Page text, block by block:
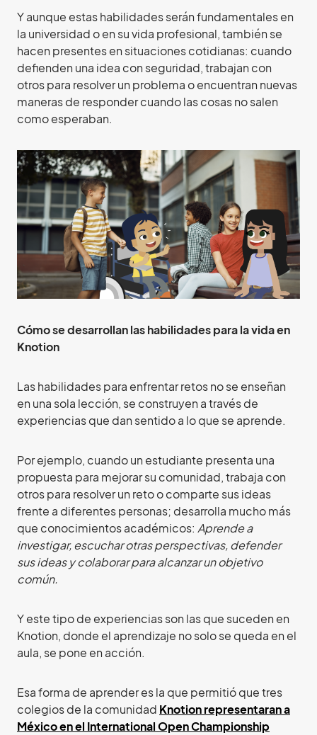
Y aunque estas habilidades serán fundamentales en
la universidad o en su vida profesional, también se
hacen presentes en situaciones cotidianas: cuando
defienden una idea con seguridad, trabajan con
otros para resolver un problema o encuentran nuevas
maneras de responder cuando las cosas no salen
como esperaban.
Cómo se desarrollan las habilidades para la vida en
Knotion
Las habilidades para enfrentar retos no se enseñan
en una sola lección, se construyen a través de
experiencias que dan sentido a lo que se aprende.
Por ejemplo, cuando un estudiante presenta una
propuesta para mejorar su comunidad, trabaja con
otros para resolver un reto o comparte sus ideas
frente a diferentes personas; desarrolla mucho más
que conocimientos académicos: Aprende a
investigar, escuchar otras perspectivas, defender
sus ideas y colaborar para alcanzar un objetivo
común.
Y este tipo de experiencias son las que suceden en
Knotion, donde el aprendizaje no solo se queda en el
aula, se pone en acción.
Esa forma de aprender es la que permitió que tres
colegios de la comunidad Knotion representaran a
México en el International Open Championship